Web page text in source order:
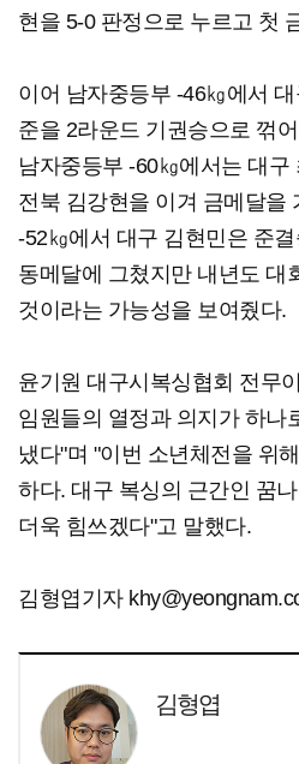
현을 5-0 판정으로 누르고 첫
이어 남자중등부 -46㎏에서
준을 2라운드 기권승으로 꺾
남자중등부 -60㎏에서는 대구
전북 김강현을 이겨 금메달을
-52㎏에서 대구 김현민은 준
동메달에 그쳤지만 내년도 대
것이라는 가능성을 보여줬다.
윤기원 대구시복싱협회 전무
임원들의 열정과 의지가 하나
냈다"며 "이번 소년체전을 위
하다. 대구 복싱의 근간인 꿈
더욱 힘쓰겠다"고 말했다.
김형엽기자
김형엽